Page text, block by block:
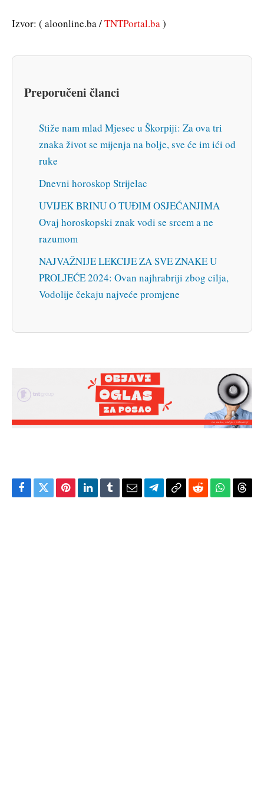
Izvor: ( aloonline.ba /TNTPortal.ba)
Preporučeni članci
Stiže nam mlad Mjesec u Škorpiji: Za ova tri
znaka život se mijenja na bolje, sve će im ići od
ruke
Dnevni horoskop Strijelac
UVIJEK BRINU O TUĐIM OSJEĆANJIMA
Ovaj horoskopski znak vodi se srcem a ne
razumom
NAJVAŽNIJE LEKCIJE ZA SVE ZNAKE U
PROLJEĆE 2024: Ovan najhrabriji zbog cilja,
Vodolije čekaju najveće promjene
Facebook
TwitterPinterestLinkedIn
TumblrEmailTelegram
CopyReddit